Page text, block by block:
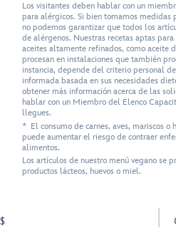
Los visitantes deben hablar con un
para alérgicos. Si bien tomamos medidas
no podemos garantizar que todos los
de alérgenos. Nuestras recetas aptas
aceites altamente refinados, como aceite
procesan en instalaciones que también
instancia, depende del criterio personal
informada basada en sus necesidades
obtener más información acerca de las
hablar con un Miembro del Elenco
llegues.
* El consumo de carnes, aves, mariscos o
puede aumentar el riesgo de contraer
alimentos.
Los artículos de nuestro menú vegano se
productos lácteos, huevos o miel.
$